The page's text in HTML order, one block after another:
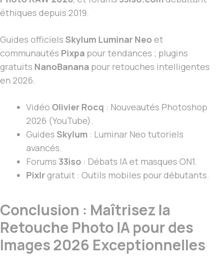
éthiques depuis 2019.
Guides officiels Skylum Luminar Neo et
communautés Pixpa pour tendances ; plugins
gratuits NanoBanana pour retouches intelligentes
en 2026.
Vidéo Olivier Rocq : Nouveautés Photoshop
2026 (YouTube).
Guides Skylum : Luminar Neo tutoriels
avancés.
Forums 33iso : Débats IA et masques ON1.
Pixlrgratuit : Outils mobiles pour débutants.
Conclusion : Maîtrisez la
Retouche Photo IA pour des
Images 2026 Exceptionnelles